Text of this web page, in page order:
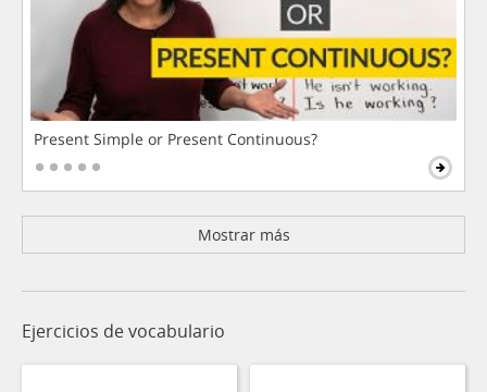
Present Simple or Present Continuous?
Mostrar más
Ejercicios de vocabulario